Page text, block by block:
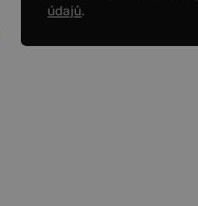
údajů.